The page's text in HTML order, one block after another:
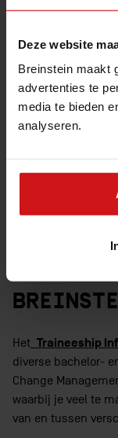
Deze website
Breinstein maakt
advertenties te
media te bieden
analyseren.
carrièrekansen en
het Traineeship
doe je die
passende
Het Traineeship
diverse bachelor-
Change
waarbij je veel te
van en tussen